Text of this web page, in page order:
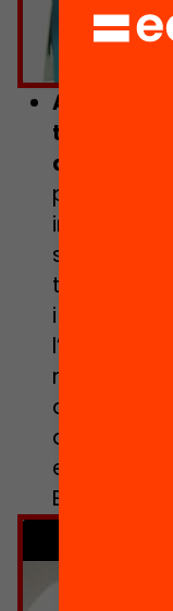
Ampliar
tasca de
sumar
treball
i
major
amb les
el seu
Edunauta.